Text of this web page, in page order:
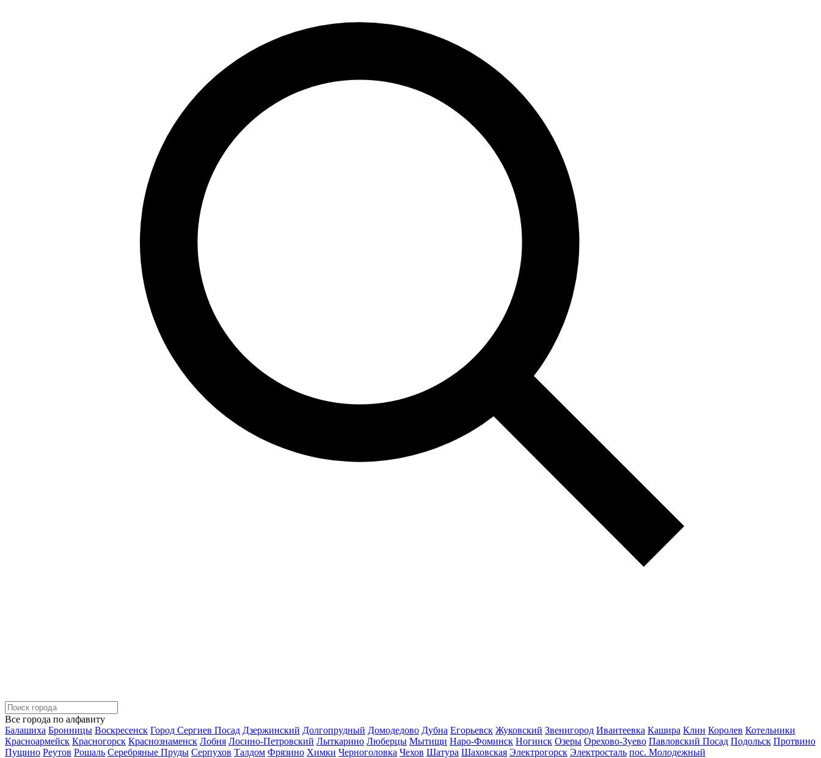
Все города по алфавиту
Балашиха Бронницы Воскресенск Город Сергиев Посад Дзержинский Долгопрудный Домодедово Дубна Егорьевск Жуковский Звенигород Ивантеевка Кашира Клин Королев Котельники
Красноармейск Красногорск Краснознаменск Лобня Лосино-Петровский Лыткарино Люберцы Мытищи Наро-Фоминск Ногинск Озеры Орехово-Зуево Павловский Посад Подольск Протвино
Пущино Реутов Рошаль Серебряные Пруды Серпухов Талдом Фрязино Химки Черноголовка Чехов Шатура Шаховская Электрогорск Электросталь пос. Молодежный